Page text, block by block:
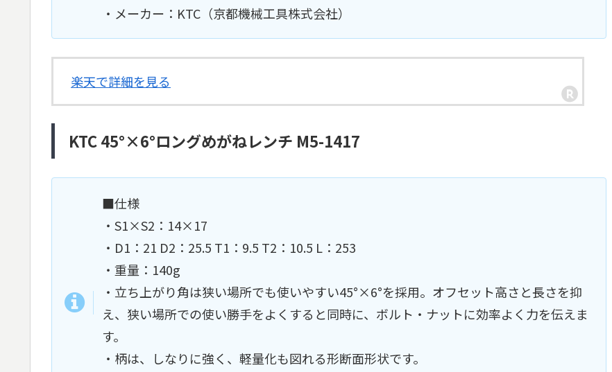
・メーカー：KTC（京都機械工具株式会社）
楽天で詳細を見る
KTC 45°×6°ロングめがねレンチ M5-1417
■仕様
・S1×S2：14×17
・D1：21 D2：25.5 T1：9.5 T2：10.5 L：253
・重量：140g
・立ち上がり角は狭い場所でも使いやすい45°×6°を採用。オフセット高さと長さを抑
え、狭い場所での使い勝手をよくすると同時に、ボルト・ナットに効率よく力を伝えま
す。
・柄は、しなりに強く、軽量化も図れる形断面形状です。